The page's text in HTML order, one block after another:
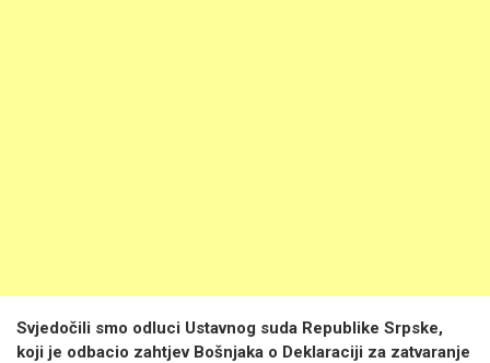
Svjedočili smo odluci Ustavnog suda Republike Srpske,
koji je odbacio zahtjev Bošnjaka o Deklaraciji za zatvaranje